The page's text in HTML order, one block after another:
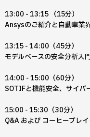
13:00 - 13:15​ （15分）
Ansysのご紹介と自動車業
13:15 - 14:00​（45分）
モデルベースの安全分析入
14:00 - 15:00​（60分）
SOTIFと機能安全、サイバ
15:00 - 15:30​（30分）
Q&A および コーヒーブレイ